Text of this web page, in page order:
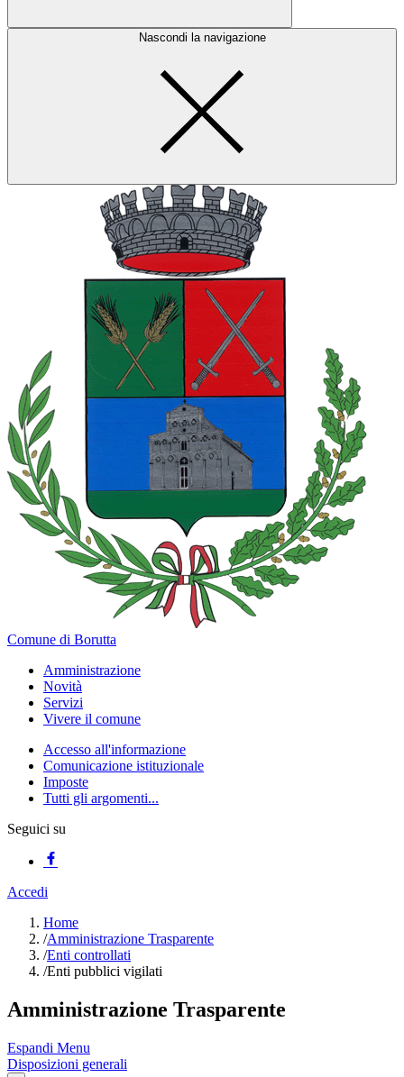
Nascondi la navigazione
Comune di Borutta
Amministrazione
Novità
Servizi
Vivere il comune
Accesso all'informazione
Comunicazione istituzionale
Imposte
Tutti gli argomenti...
Seguici su
Accedi
Home
/Amministrazione Trasparente
/Enti controllati
/Enti pubblici vigilati
Amministrazione Trasparente
Espandi Menu
Disposizioni generali